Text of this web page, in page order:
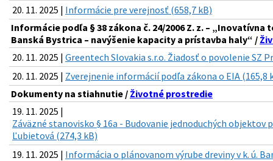
20. 11. 2025 | Informácie pre verejnosť (658,7 kB)
Informácie podľa § 38 zákona č. 24/2006 Z. z. –
Banská Bystrica – navýšenie kapacity a prístavba haly“ /
20. 11. 2025 | Greentech Slovakia s.r.o. Žiadosť o povolenie SZ
20. 11. 2025 | Zverejnenie informácií podľa zákona o EIA (165,8
Dokumenty na stiahnutie / Životné prostredie
19. 11. 2025 |
Záväzné stanovisko § 16a - Budovanie jednoduchých
Ľubietová (274,3 kB)
19. 11. 2025 | Informácia o plánovanom výrube dreviny v k. ú.